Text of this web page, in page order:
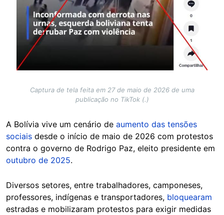
Captura de tela feita em 27 de maio de 2026 de uma
publicação no TikTok (.)
A Bolívia vive um cenário de aumento das tensões
sociais desde o início de maio de 2026 com protestos
contra o governo de Rodrigo Paz, eleito presidente em
outubro de 2025.
Diversos setores, entre trabalhadores, camponeses,
professores, indígenas e transportadores, bloquearam
estradas e mobilizaram protestos para exigir medidas